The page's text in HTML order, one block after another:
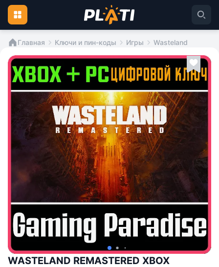
Главная Ключи и пин-коды Игры Wasteland
WASTELAND REMASTERED XBOX